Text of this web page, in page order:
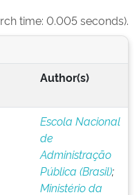
time: 0.005 seconds).
Author(s)
Escola Nacional
de
Administração
Pública (Brasil);
Ministério da